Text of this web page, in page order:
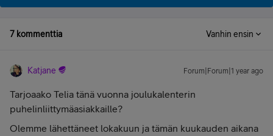
7 kommenttia Vanhin ensin
Katjane Forum|Forum|1 year ago
Tarjoaako Telia tänä vuonna joulukalenterin
puhelinliittymäasiakkaille?
Olemme lähettäneet lokakuun ja tämän kuukauden aikana